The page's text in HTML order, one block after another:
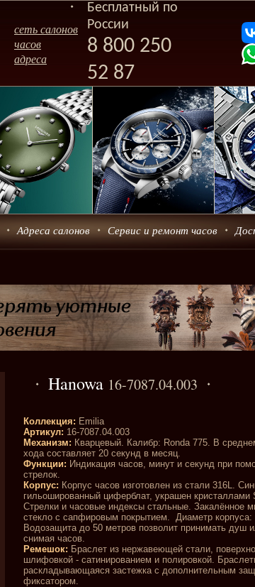
сеть салонов
часов
адреса
Бесплатный по
России
8 800 250
52 87
Адреса салонов Сервис и ремонт часов
Hanowa 16-7087.04.003
Коллекция: Emilia
Артикул: 16-7087.04.003
Механизм: Кварцевый. Калибр: Ronda 775. В
хода составляет 20 секунд в месяц.
Функции: Индикация часов, минут и секунд при
стрелок.
Корпус: Корпус часов изготовлен из стали 316L.
гильошированный циферблат, украшен кристаллами
Стрелки и часовые индексы стальные. Закалённое
стекло с сапфировым покрытием. Диаметр корпуса:
Водозащита до 50 метров позволит принимать душ
снимая часов.
Ремешок: Браслет из нержавеющей стали,
шлифовкой - сатинированием и полировкой.
раскладывающаяся застежка с дополнительным
фиксатором.